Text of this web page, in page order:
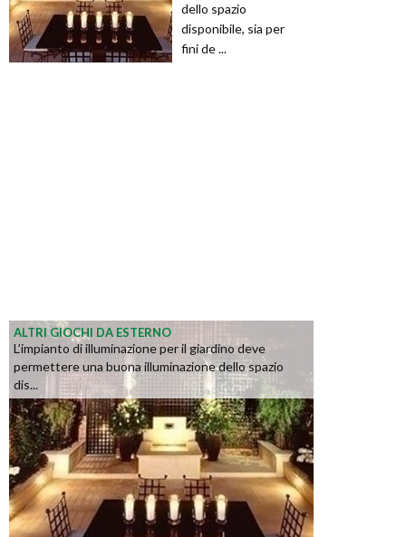
dello spazio
disponibile, sia per
fini de ...
ALTRI GIOCHI DA ESTERNO
L’impianto di illuminazione per il giardino deve
permettere una buona illuminazione dello spazio
dis...